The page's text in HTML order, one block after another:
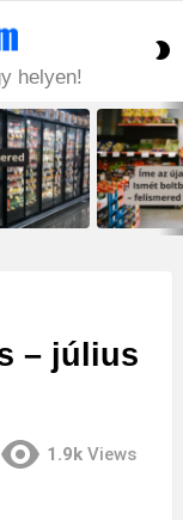
helyen!
– július
1.9k Views